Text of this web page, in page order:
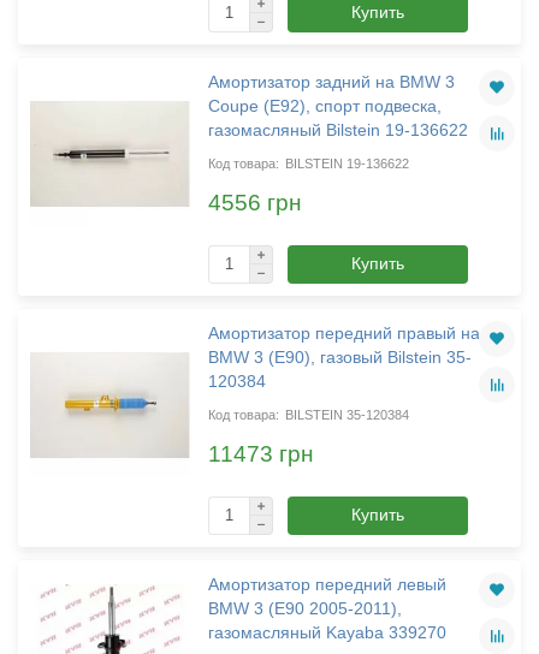
Купить
Амортизатор задний на BMW 3
Coupe (E92), спорт подвеска,
газомасляный Bilstein 19-136622
BILSTEIN 19-136622
4556 грн
Купить
Амортизатор передний правый на
BMW 3 (E90), газовый Bilstein 35-
120384
BILSTEIN 35-120384
11473 грн
Купить
Амортизатор передний левый
BMW 3 (E90 2005-2011),
газомасляный Kayaba 339270